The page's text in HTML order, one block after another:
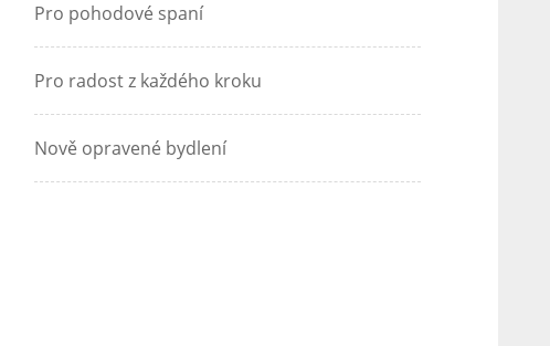
Pro pohodové spaní
Pro radost z každého kroku
Nově opravené bydlení